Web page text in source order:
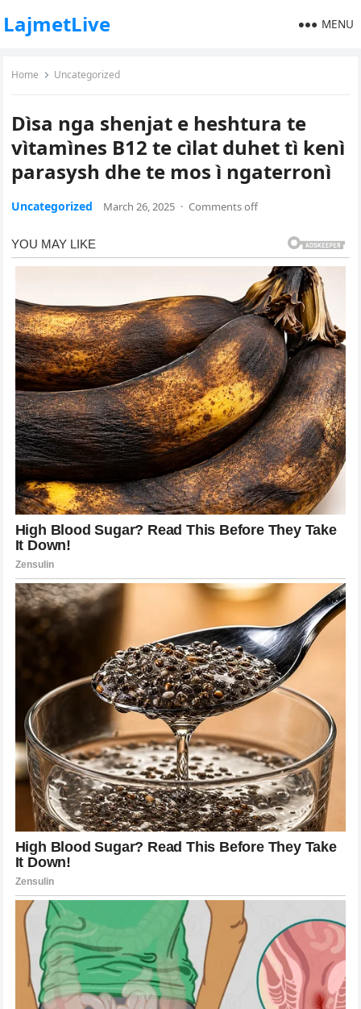
LajmetLive MENU
Home Uncategorized
Dìsa nga shenjat e heshtura te
vìtamìnes B12 te cìlat duhet tì kenì
parasysh dhe te mos ì ngaterronì
Uncategorized March 26, 2025 · Comments off